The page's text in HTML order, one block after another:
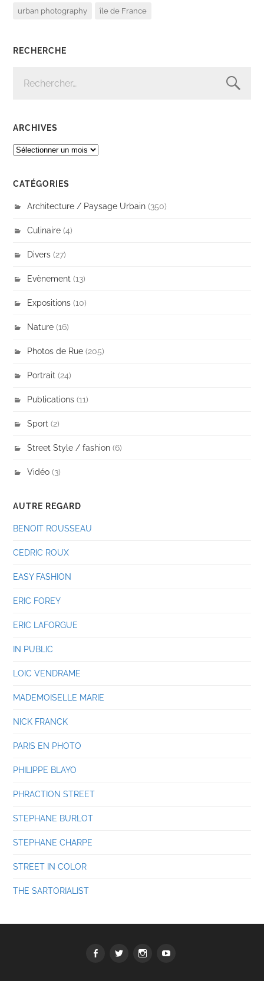
urban photography île de France
RECHERCHE
ARCHIVES
ARCHIVES
CATÉGORIES
Architecture / Paysage Urbain (350)
Culinaire (4)
Divers (27)
Evènement (13)
Expositions (10)
Nature (16)
Photos de Rue (205)
Portrait (24)
Publications (11)
Sport (2)
Street Style / fashion (6)
Vidéo (3)
AUTRE REGARD
BENOIT ROUSSEAU
CEDRIC ROUX
EASY FASHION
ERIC FOREY
ERIC LAFORGUE
IN PUBLIC
LOIC VENDRAME
MADEMOISELLE MARIE
NICK FRANCK
PARIS EN PHOTO
PHILIPPE BLAYO
PHRACTION STREET
STEPHANE BURLOT
STEPHANE CHARPE
STREET IN COLOR
THE SARTORIALIST
FacebookTwitter Instagramyoutube